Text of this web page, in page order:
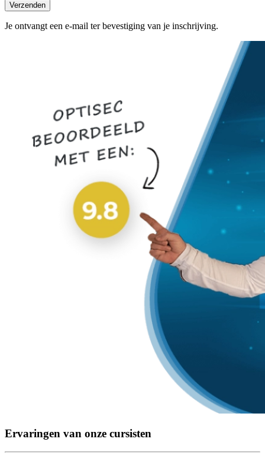
Verzenden
Je ontvangt een e-mail ter bevestiging van je inschrijving.
Ervaringen van onze cursisten